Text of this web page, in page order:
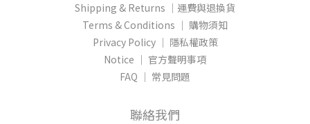
Shipping & Returns │運費與退換貨
Terms & Conditions │ 購物須知
Privacy Policy │ 隱私權政策
Notice │ 官方聲明事項
FAQ │ 常見問題
聯絡我們